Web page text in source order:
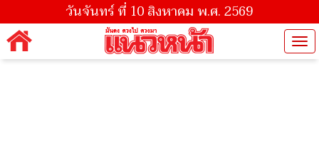
วันจันทร์ ที่ 10 สิงหาคม พ.ศ. 2569